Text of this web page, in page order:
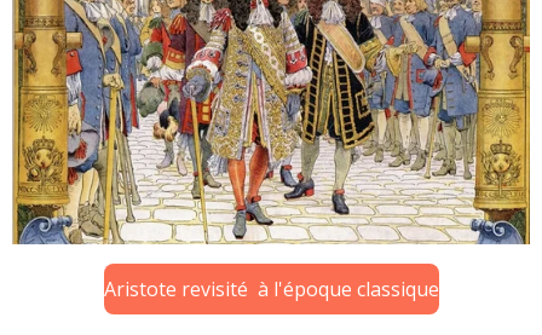
Aristote revisité à l'époque classique